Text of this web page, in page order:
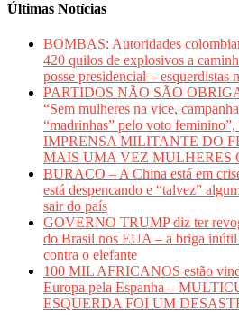
Últimas Notícias
BOMBAS: Autoridades
420 quilos de explosivos a
posse presidencial – esquerdistas
PARTIDOS NÃO SÃO
“Sem mulheres na vice,
“madrinhas” pelo voto
IMPRENSA MILITANTE DO
MAIS UMA VEZ MULHERES
BURACO – A China está em
está despencando e “talvez”
sair do país
GOVERNO TRUMP diz ter
do Brasil nos EUA – a briga
contra o elefante
100 MIL AFRICANOS estão
Europa pela Espanha –
ESQUERDA FOI UM